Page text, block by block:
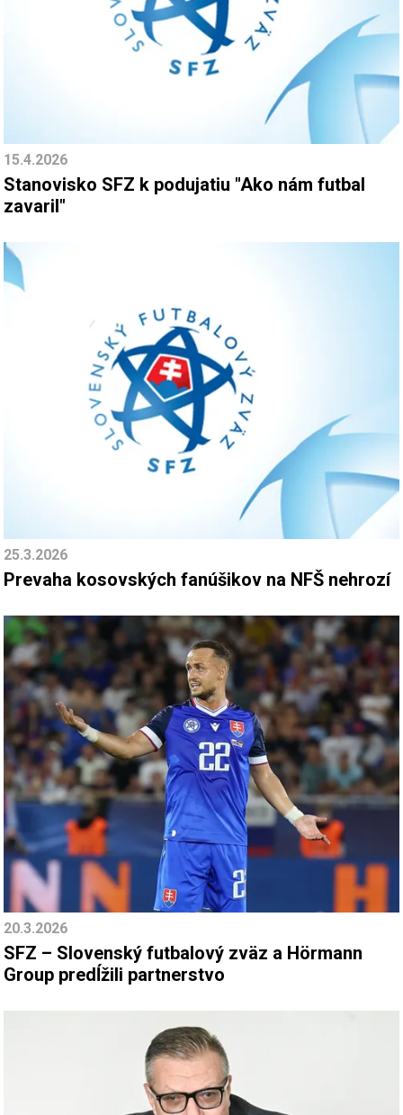
15.4.2026
Stanovisko SFZ k podujatiu "Ako nám futbal
zavaril"
25.3.2026
Prevaha kosovských fanúšikov na NFŠ nehrozí
20.3.2026
SFZ – Slovenský futbalový zväz a Hörmann
Group predĺžili partnerstvo